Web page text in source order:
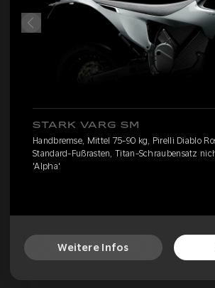
STARK VARG SM
Handbremse, Mittel 75-90 kg, Pirelli Diablo
Standard-Fußrasten, Titan-Schraubensatz
'Alpha'
Weitere Infos